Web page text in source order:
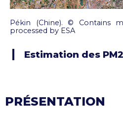
Pékin (Chine). © Contains
processed by ESA
Estimation des
PRÉSENTATION